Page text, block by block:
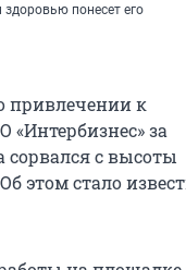
понесет его
привлечении к
за
с высоты
этом стало